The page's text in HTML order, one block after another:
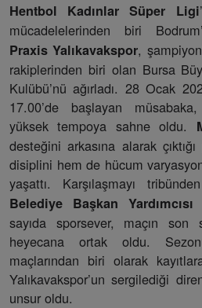
Hentbol Kadınlar Süper Ligi
mücadelelerinden biri
Praxis Yalıkavakspor,
rakiplerinden biri olan Bursa
Kulübü’nü ağırladı. 28 Ocak
17.00’de başlayan
yüksek tempoya sahne oldu.
desteğini arkasına alarak
disiplini hem de hücum
yaşattı. Karşılaşmayı
Belediye Başkan
sayıda sporsever, maçın son
heyecana ortak oldu.
maçlarından biri olarak
Yalıkavakspor’un sergilediği
unsur oldu.